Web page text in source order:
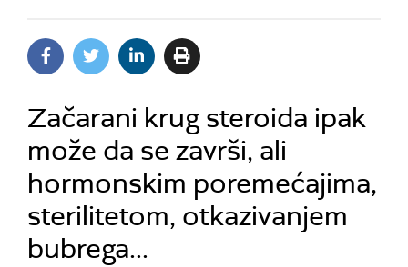
Začarani krug steroida ipak
može da se završi, ali
hormonskim poremećajima,
sterilitetom, otkazivanjem
bubrega...